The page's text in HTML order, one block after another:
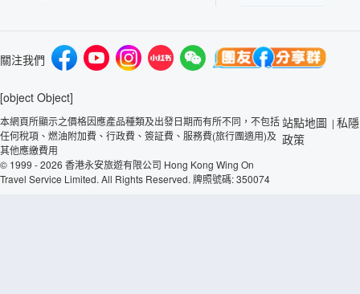
關注我們
[object Object]
本網頁所顯示之價格因應產品種類及出發日期而有所不同，不包括
任何稅項、燃油附加費、行政費、簽証費、服務費(旅行團適用)及
其他應繳費用
© 1999 - 2026 香港永安旅遊有限公司 Hong Kong Wing On
Travel Service Limited. All Rights Reserved. 牌照號碼: 350074
站點地圖 | 私隱
政策